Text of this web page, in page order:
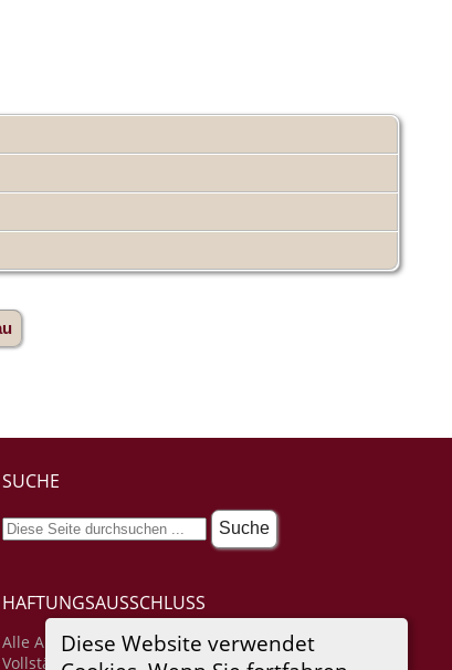
Diese Website verwendet
SUCHE
HAFTUNGSAUSSCHLUSS
Alle Angaben erfolgen ohne Gewähr für
Vollständigkeit oder Richtigkeit. Es wird keine